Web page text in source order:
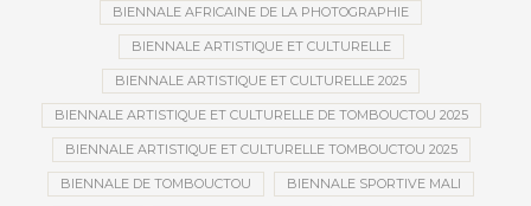
BIENNALE AFRICAINE DE LA PHOTOGRAPHIE
BIENNALE ARTISTIQUE ET CULTURELLE
BIENNALE ARTISTIQUE ET CULTURELLE 2025
BIENNALE ARTISTIQUE ET CULTURELLE DE TOMBOUCTOU 2025
BIENNALE ARTISTIQUE ET CULTURELLE TOMBOUCTOU 2025
BIENNALE DE TOMBOUCTOU BIENNALE SPORTIVE MALI